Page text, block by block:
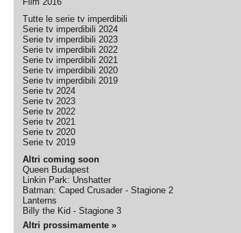
Tutte le serie tv imperdibili
Serie tv imperdibili 2024
Serie tv imperdibili 2023
Serie tv imperdibili 2022
Serie tv imperdibili 2021
Serie tv imperdibili 2020
Serie tv imperdibili 2019
Serie tv 2024
Serie tv 2023
Serie tv 2022
Serie tv 2021
Serie tv 2020
Serie tv 2019
Altri coming soon
Queen Budapest
Linkin Park: Unshatter
Batman: Caped Crusader - Stagione 2
Lanterns
Billy the Kid - Stagione 3
Altri prossimamente »